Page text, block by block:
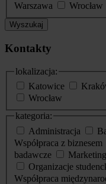
Warszawa
Wrocław
Wyszukaj
Kontakty
lokalizacja:
Katowice
Wrocław
kategoria:
Administracja
Współpraca z biznesem
badawcze
Organizacje
Współpraca